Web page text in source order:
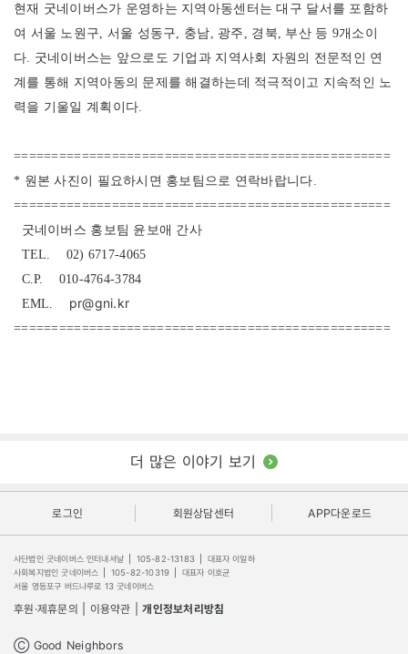
현재 굿네이버스가 운영하는 지역아동센터는 대구 달서를 포함하
여 서울 노원구, 서울 성동구, 충남, 광주, 경북, 부산 등 9개소이
다. 굿네이버스는 앞으로도 기업과 지역사회 자원의 전문적인 연
계를 통해 지역아동의 문제를 해결하는데 적극적이고 지속적인 노
력을 기울일 계획이다.
==================================================
* 원본 사진이 필요하시면 홍보팀으로 연락바랍니다.
==================================================
굿네이버스 홍보팀 윤보애 간사
TEL. 02) 6717-4065
C.P. 010-4764-3784
EML. pr@gni.kr
==================================================
더 많은 이야기 보기
로그인 회원상담센터 APP다운로드
사단법인 굿네이버스 인터내셔날 105-82-13183
대표자 이일하
사회복지법인 굿네이버스
105-82-10319
대표자 이호균
서울 영등포구 버드나루로 13 굿네이버스
후원·제휴문의 이용약관 개인정보처리방침
Ⓒ Good Neighbors